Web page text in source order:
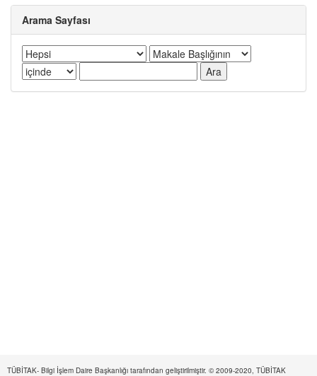
Arama Sayfası
TÜBİTAK- Bilgi İşlem Daire Başkanlığı tarafından geliştirilmiştir. © 2009-2020, TÜBİTAK